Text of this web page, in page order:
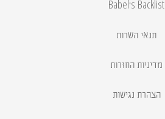
Babel's Backlist
תנאי השרות
מדיניות החזרות
הצהרת נגישות